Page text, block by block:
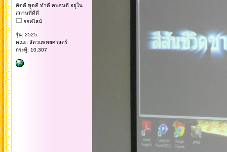
คิดดี พูดดี ทำดี คบคนดี อยู่ใน
สถานที่ดีดี
ออฟไลน์
รุ่น: 2525
คณะ: สัตวแพทยศาสตร์
กระทู้: 10,307